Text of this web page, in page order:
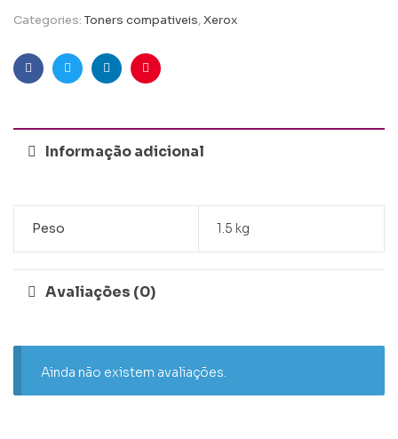
Categories: Toners compativeis,Xerox
FacebookTwitterLinkedinPinterest
Informação adicional
Peso 1.5 kg
Avaliações (0)
Ainda não existem avaliações.